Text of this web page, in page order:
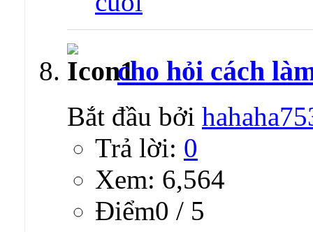
cho hỏi cách
Bắt đầu bởi
Trả lời: 0
Xem: 6,564
Ðiểm0 / 5